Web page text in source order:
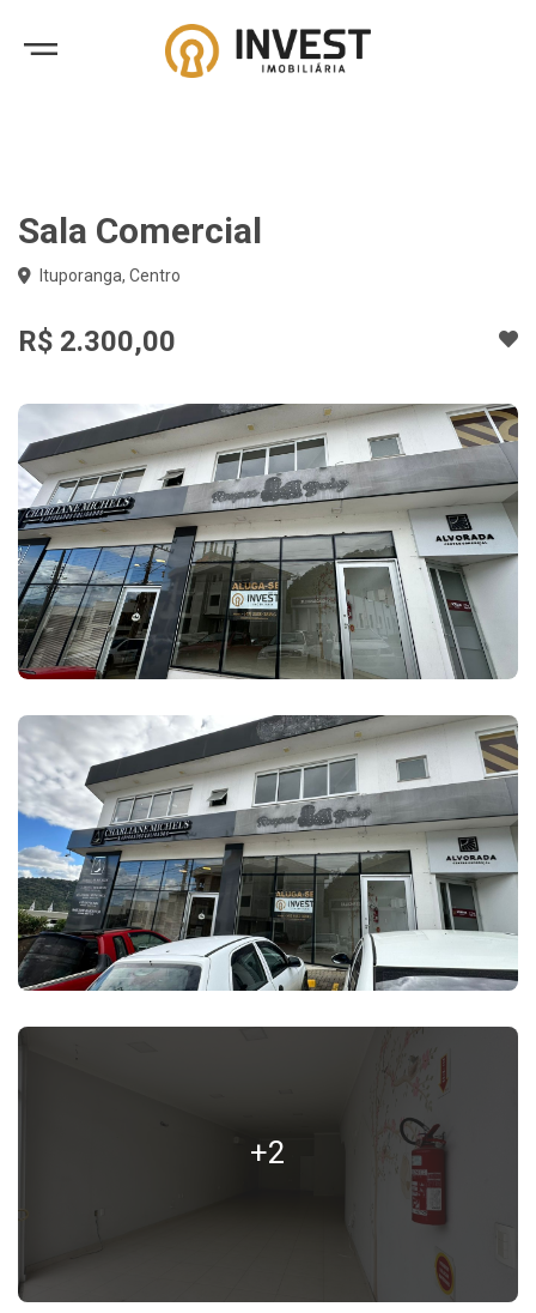
Sala Comercial
Ituporanga, Centro
R$ 2.300,00
+2